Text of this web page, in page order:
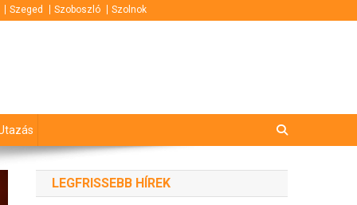
Szeged Szoboszló Szolnok
LEGFRISSEBB HÍREK